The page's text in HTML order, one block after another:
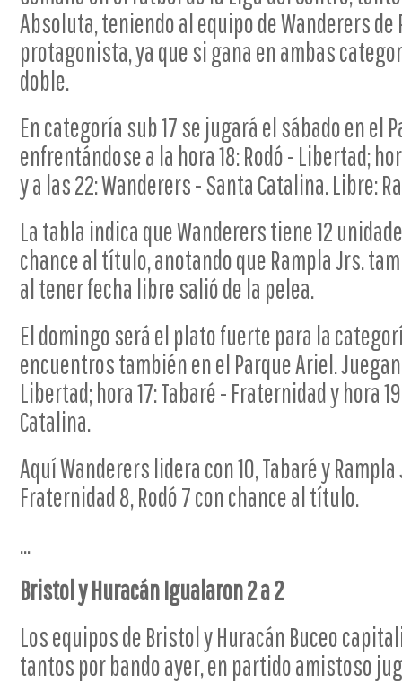
Absoluta, teniendo al equipo de Wanderers
protagonista, ya que si gana en ambas
doble.
En categoría sub 17 se jugará el sábado en el
enfrentándose a la hora 18: Rodó - Libertad;
y a las 22: Wanderers - Santa Catalina. Libre:
La tabla indica que Wanderers tiene 12
chance al título, anotando que Rampla Jrs.
al tener fecha libre salió de la pelea.
El domingo será el plato fuerte para la
encuentros también en el Parque Ariel. Juegan
Libertad; hora 17: Tabaré - Fraternidad y hora
Catalina.
Aquí Wanderers lidera con 10, Tabaré y
Fraternidad 8, Rodó 7 con chance al título.
...
Bristol y Huracán Igualaron 2 a 2
Los equipos de Bristol y Huracán Buceo
tantos por bando ayer, en partido amistoso